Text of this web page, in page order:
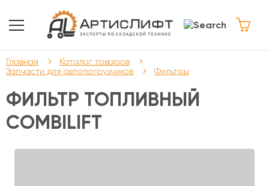
Главная
Каталог товаров
Запчасти для автопогрузчиков
Фильтры
ФИЛЬТР ТОПЛИВНЫЙ
COMBILIFT